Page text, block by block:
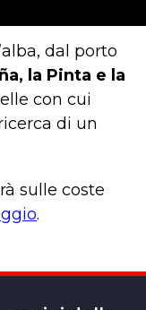
dal porto
la Pinta e la
con cui
di un
sulle coste
.